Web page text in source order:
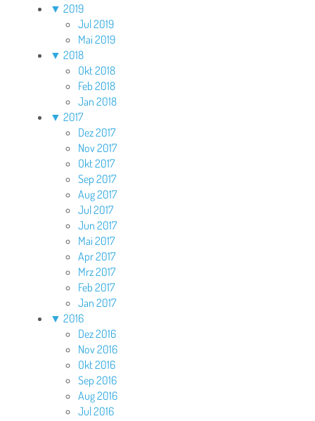
▼ 2019
Jul 2019
Mai 2019
▼ 2018
Okt 2018
Feb 2018
Jan 2018
▼ 2017
Dez 2017
Nov 2017
Okt 2017
Sep 2017
Aug 2017
Jul 2017
Jun 2017
Mai 2017
Apr 2017
Mrz 2017
Feb 2017
Jan 2017
▼ 2016
Dez 2016
Nov 2016
Okt 2016
Sep 2016
Aug 2016
Jul 2016